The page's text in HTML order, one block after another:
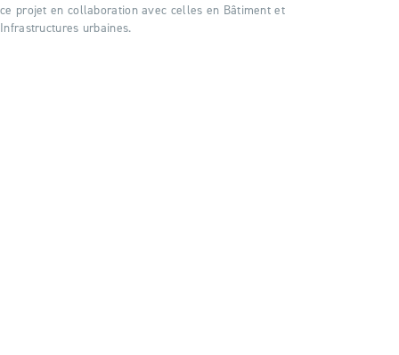
ce projet en collaboration avec celles en Bâtiment et
Infrastructures urbaines.